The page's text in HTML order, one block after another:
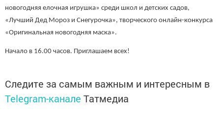
новогодняя елочная игрушка» среди школ и детских садов,
«Лучший Дед Мороз и Снегурочка», творческого онлайн-конкурса
«Оригинальная новогодняя маска».
Начало в 16.00 часов. Приглашаем всех!
Следите за самым важным и интересным в
Telegram-канале Татмедиа